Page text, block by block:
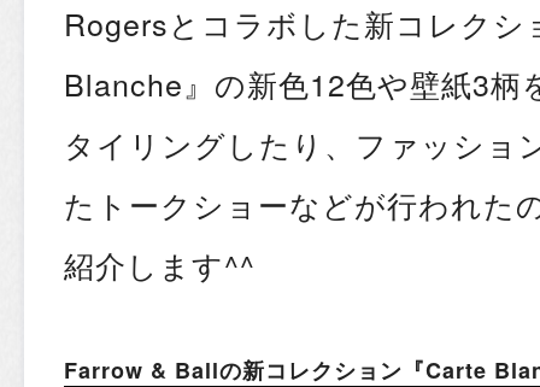
Rogersとコラボした新コレクシ
Blanche』の新色12色や壁紙3柄
タイリングしたり、ファッショ
たトークショーなどが行われた
紹介します^^
Farrow & Ballの新コレクション『Carte